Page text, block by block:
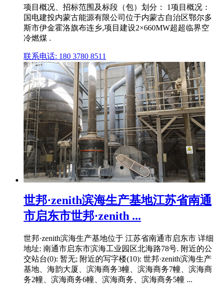
项目概况、招标范围及标段（包）划分： 1项目概况：
国电建投内蒙古能源有限公司位于内蒙古自治区鄂尔多
斯市伊金霍洛旗布连乡,项目建设2×660MW超超临界空
冷燃煤 .
联系电话: 180 3780 8511
世邦·zenith滨海生产基地江苏省南通
市启东市世邦·zenith ...
世邦·zenith滨海生产基地位于 江苏省南通市启东市 详细
地址: 南通市启东市滨海工业园区北海路78号. 附近的公
交站台(0): 暂无; 附近的写字楼(10): 世邦·zenith滨海生产
基地、海韵大厦、滨海商务3幢、滨海商务7幢、滨海商
务2幢、滨海商务6幢、滨海商务、滨海商务5幢 ...